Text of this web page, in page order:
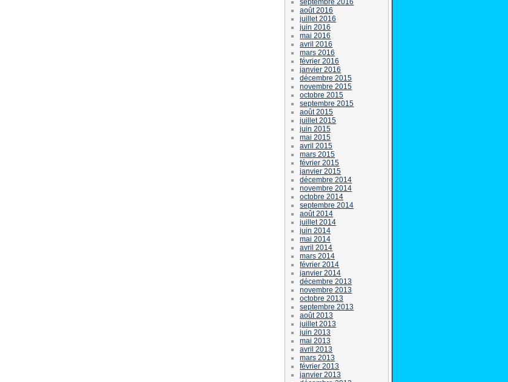
août 2016
juillet 2016
juin 2016
mai 2016
avril 2016
mars 2016
février 2016
janvier 2016
décembre 2015
novembre 2015
octobre 2015
septembre 2015
août 2015
juillet 2015
juin 2015
mai 2015
avril 2015
mars 2015
février 2015
janvier 2015
décembre 2014
novembre 2014
octobre 2014
septembre 2014
août 2014
juillet 2014
juin 2014
mai 2014
avril 2014
mars 2014
février 2014
janvier 2014
décembre 2013
novembre 2013
octobre 2013
septembre 2013
août 2013
juillet 2013
juin 2013
mai 2013
avril 2013
mars 2013
février 2013
janvier 2013